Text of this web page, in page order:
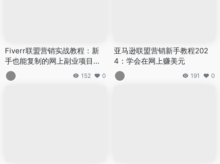
Fiverr联盟营销实战教程：新
手也能复制的网上副业项目？
完整被动引流推广流程教学
152 0
亚马逊联盟营销新手教程202
4：学会在网上赚美元
191 0